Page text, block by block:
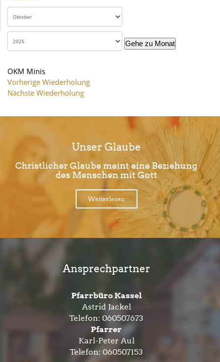
Gehe zu Monat
OKM Minis
Vorherige Wiederholung
Nächste Wiederholung
Unser Glaube
Christlicher Glaube meint eine Beziehung
des Menschen mit Gott
Weiterlesen
Ansprechpartner
Pfarrbüro Kassel
Astrid Jackel
Telefon: 060507673
Pfarrer
Karl-Peter Aul
Telefon: 060507153